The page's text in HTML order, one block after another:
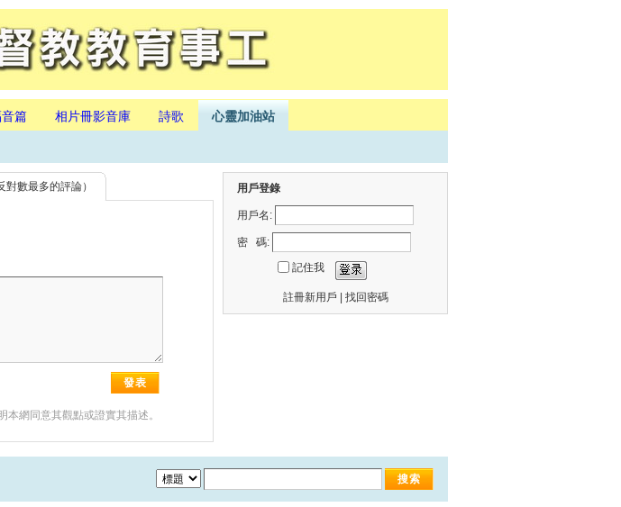
篇 相片冊影音庫 詩歌 心靈加油站
對數最多的評論）
網同意其觀點或證實其描述。
用戶登錄
用戶名:
密 碼:
記住我
註冊新用戶 找回密碼